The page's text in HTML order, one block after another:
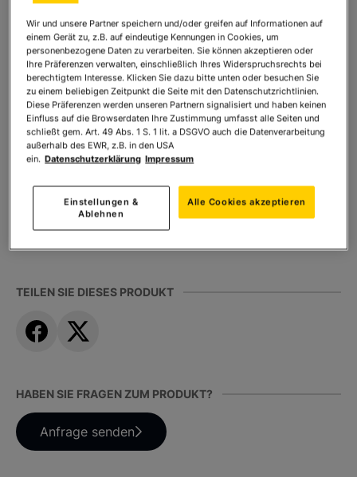
Heimat-Quiz. Düsseldorf
Art.Nr.:30397
Sofort lieferbar
Ihr Preis:10,00 €*
* inkl. MwSt. zzgl.Versandkosten
Anzahl:
TEILEN SIE DIESES PRODUKT
HABEN SIE FRAGEN ZUM PRODUKT?
Anfrage senden
Wir und unsere Partner speichern und/oder greifen auf Informationen auf
einem Gerät zu, z.B. auf eindeutige Kennungen in Cookies, um
personenbezogene Daten zu verarbeiten. Sie können akzeptieren oder
Ihre Präferenzen verwalten, einschließlich Ihres Widerspruchsrechts bei
berechtigtem Interesse. Klicken Sie dazu bitte unten oder besuchen Sie
zu einem beliebigen Zeitpunkt die Seite mit den Datenschutzrichtlinien.
Diese Präferenzen werden unseren Partnern signalisiert und haben keinen
Einfluss auf die Browserdaten Ihre Zustimmung umfasst alle Seiten und
schließt gem. Art. 49 Abs. 1 S. 1 lit. a DSGVO auch die Datenverarbeitung
außerhalb des EWR, z.B. in den USA
ein. Datenschutzerklärung Impressum
Einstellungen &
Ablehnen
Alle Cookies akzeptieren